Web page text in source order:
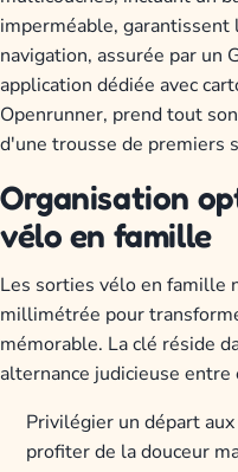
imperméable, garantissent
navigation, assurée par un
application dédiée avec
Openrunner, prend tout
d'une trousse de premiers
Organisation
vélo en famille
Les sorties vélo en famille
millimétrée pour
mémorable. La clé réside
alternance judicieuse
Privilégier un départ
profiter de la douceur